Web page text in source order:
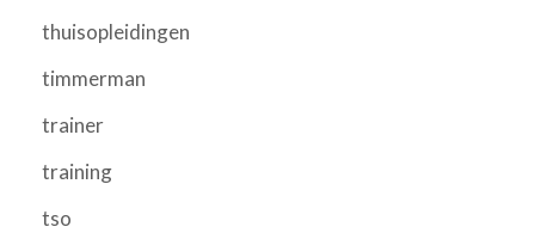
thuisopleidingen
timmerman
trainer
training
tso